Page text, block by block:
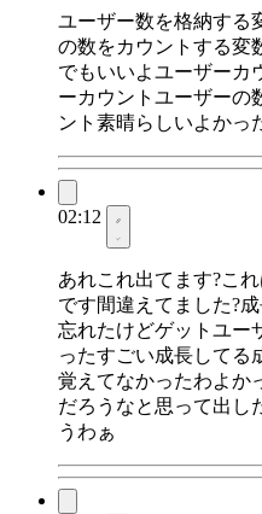
ユーザー数を格納する
の数をカウントする変
でもいいよユーザーカ
ーカウントユーザーの
ント素晴らしいよかっ
02:12
あれこれ出てます?こ
です間違えてました?
忘れたけどゲットユー
ったすごい成長してる
覚えてなかったわよか
だろうなと思って出し
うわぁ